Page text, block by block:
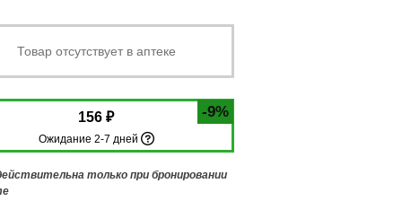
Товар отсутствует в аптеке
-9%
156 ₽
Ожидание 2-7 дней
только при бронировании